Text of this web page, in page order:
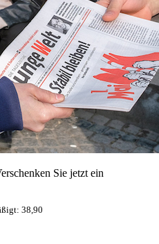
Sie jetzt ein
38,90